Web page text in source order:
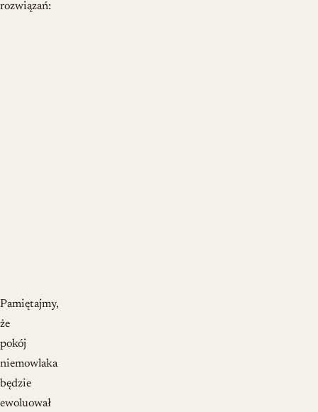
rozwiązań:
Pamiętajmy,
że
pokój
niemowlaka
będzie
ewoluował